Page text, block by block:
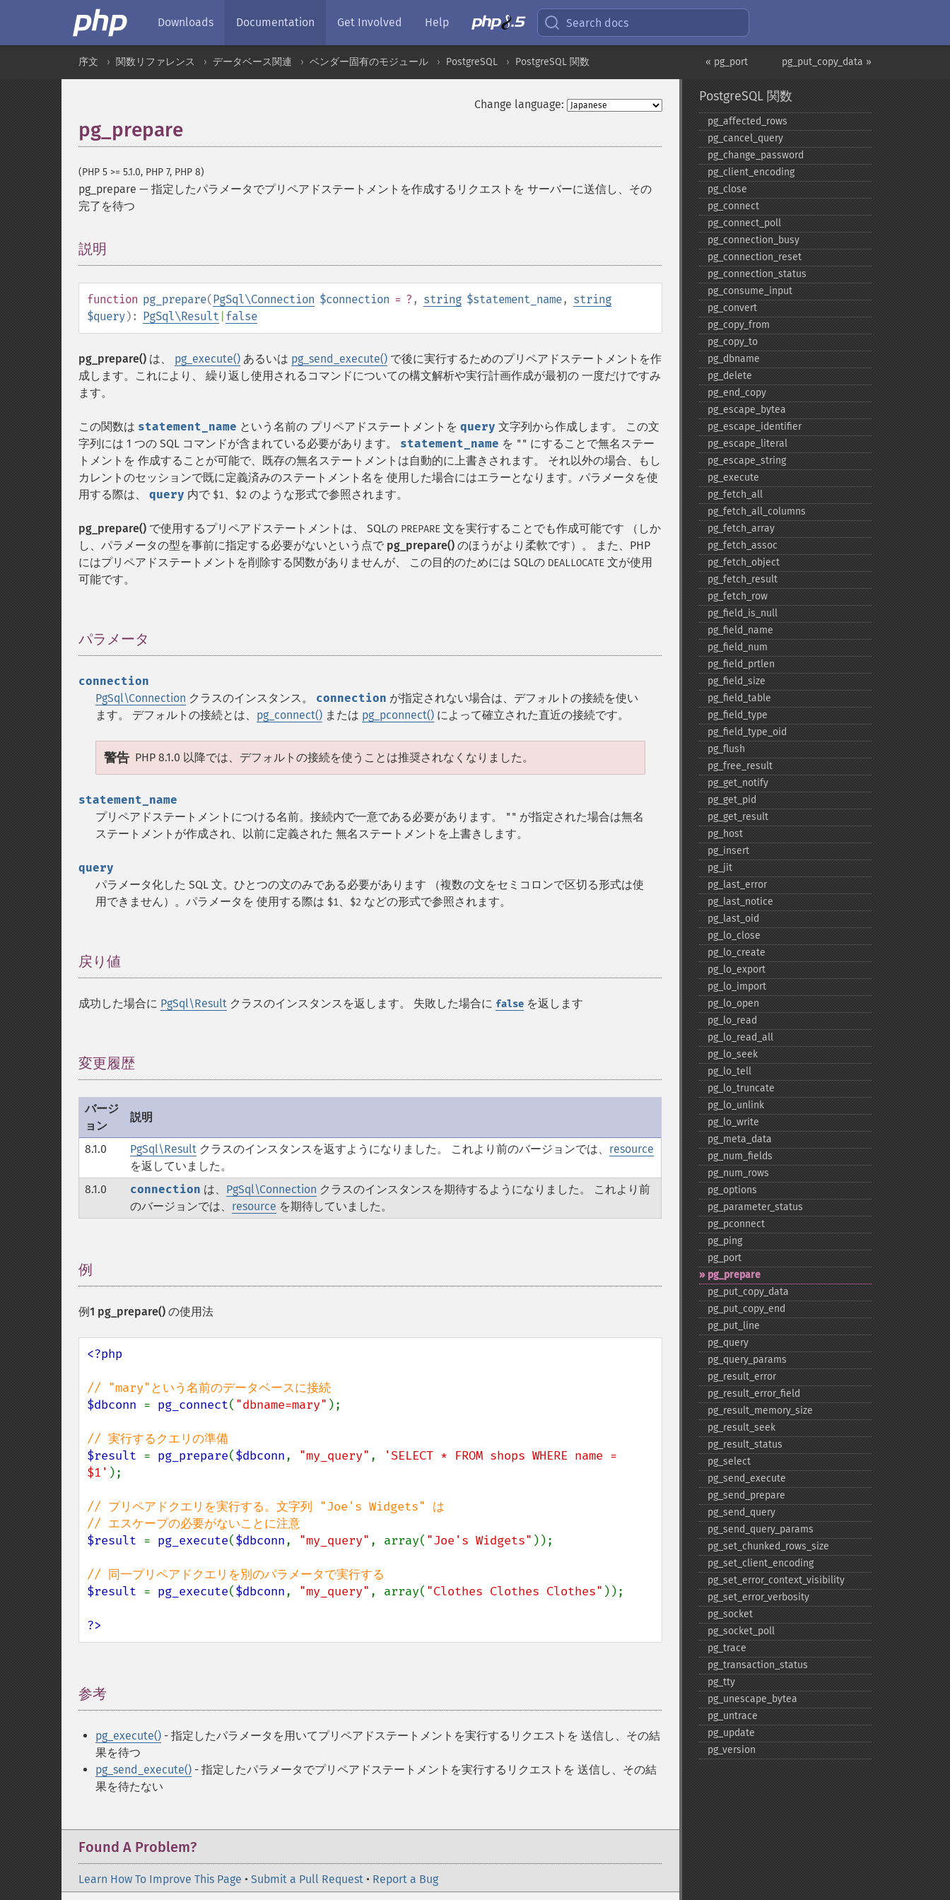
Downloads Documentation Get Involved Help Search docs
pg_put_copy_data »
« pg_port
序文 関数リファレンス データベース関連 ベンダー固有のモジュール PostgreSQL PostgreSQL 関数
Change language:
pg_prepare
(PHP 5 >= 5.1.0, PHP 7, PHP 8)
pg_prepare — 指定したパラメータでプリペアドステートメントを作成するリクエストを サーバーに送信し、その
完了を待つ
説明
function pg_prepare(PgSql\Connection $connection = ? , string $statement_name, string
$query): PgSql\Result false
pg_prepare() は、 pg_execute() あるいは pg_send_execute() で後に実行するためのプリペアドステートメントを作
成します。これにより、 繰り返し使用されるコマンドについての構文解析や実行計画作成が最初の 一度だけですみ
ます。
この関数は statement_name という名前の プリペアドステートメントを query 文字列から作成します。 この文
字列には 1 つの SQL コマンドが含まれている必要があります。 statement_name を "" にすることで無名ステー
トメントを 作成することが可能で、既存の無名ステートメントは自動的に上書きされます。 それ以外の場合、もし
カレントのセッションで既に定義済みのステートメント名を 使用した場合にはエラーとなります。パラメータを使
用する際は、 query 内で $1、 $2 のような形式で参照されます。
pg_prepare() で使用するプリペアドステートメントは、 SQLの PREPARE 文を実行することでも作成可能です （しか
し、パラメータの型を事前に指定する必要がないという点で pg_prepare() のほうがより柔軟です）。 また、PHP
にはプリペアドステートメントを削除する関数がありませんが、 この目的のためには SQLの DEALLOCATE 文が使用
可能です。
パラメータ
connection
PgSql\Connection クラスのインスタンス。 connection が指定されない場合は、デフォルトの接続を使い
ます。 デフォルトの接続とは、 pg_connect() または pg_pconnect() によって確立された直近の接続です。
警告 PHP 8.1.0 以降では、デフォルトの接続を使うことは推奨されなくなりました。
statement_name
プリペアドステートメントにつける名前。接続内で一意である必要があります。
"" が指定された場合は無名
ステートメントが作成され、以前に定義された 無名ステートメントを上書きします。
query
パラメータ化した SQL 文。ひとつの文のみである必要があります （複数の文をセミコロンで区切る形式は使
用できません）。パラメータを 使用する際は $1、 $2 などの形式で参照されます。
戻り値
成功した場合に PgSql\Result クラスのインスタンスを返します。 失敗した場合に false を返します
変更履歴
バージ
ョン
説明
8.1.0 PgSql\Result クラスのインスタンスを返すようになりました。 これより前のバージョンでは、 resource
を返していました。
8.1.0
connection は、 PgSql\Connection クラスのインスタンスを期待するようになりました。 これより前
のバージョンでは、 resource を期待していました。
例
例1 pg_prepare() の使用法
<?php
$dbconn = pg_connect( "dbname=mary" );
$result = pg_prepare($dbconn, "my_query" ,
'SELECT * FROM shops WHERE name =
$1' );
// プリペアドクエリを実行する。文字列 "Joe's Widgets" は
$result = pg_execute($dbconn, "my_query" , array( "Joe's Widgets" ));
$result = pg_execute($dbconn, "my_query" , array( "Clothes Clothes Clothes" ));
?>
参考
pg_execute() - 指定したパラメータを用いてプリペアドステートメントを実行するリクエストを 送信し、その結
果を待つ
pg_send_execute() - 指定したパラメータでプリペアドステートメントを実行するリクエストを 送信し、その結
果を待たない
Found A Problem?
Learn How To Improve This Page • Submit a Pull Request • Report a Bug
PostgreSQL 関数
pg_​affected_​rows
pg_​cancel_​query
pg_​change_​password
pg_​client_​encoding
pg_​close
pg_​connect
pg_​connect_​poll
pg_​connection_​busy
pg_​connection_​reset
pg_​connection_​status
pg_​consume_​input
pg_​convert
pg_​copy_​from
pg_​copy_​to
pg_​dbname
pg_​delete
pg_​end_​copy
pg_​escape_​bytea
pg_​escape_​identifier
pg_​escape_​literal
pg_​escape_​string
pg_​execute
pg_​fetch_​all
pg_​fetch_​all_​columns
pg_​fetch_​array
pg_​fetch_​assoc
pg_​fetch_​object
pg_​fetch_​result
pg_​fetch_​row
pg_​field_​is_​null
pg_​field_​name
pg_​field_​num
pg_​field_​prtlen
pg_​field_​size
pg_​field_​table
pg_​field_​type
pg_​field_​type_​oid
pg_​flush
pg_​free_​result
pg_​get_​notify
pg_​get_​pid
pg_​get_​result
pg_​host
pg_​insert
pg_​jit
pg_​last_​error
pg_​last_​notice
pg_​last_​oid
pg_​lo_​close
pg_​lo_​create
pg_​lo_​export
pg_​lo_​import
pg_​lo_​open
pg_​lo_​read
pg_​lo_​read_​all
pg_​lo_​seek
pg_​lo_​tell
pg_​lo_​truncate
pg_​lo_​unlink
pg_​lo_​write
pg_​meta_​data
pg_​num_​fields
pg_​num_​rows
pg_​options
pg_​parameter_​status
pg_​pconnect
pg_​ping
pg_​port
pg_​prepare
pg_​put_​copy_​data
pg_​put_​copy_​end
pg_​put_​line
pg_​query
pg_​query_​params
pg_​result_​error
pg_​result_​error_​field
pg_​result_​memory_​size
pg_​result_​seek
pg_​result_​status
pg_​select
pg_​send_​execute
pg_​send_​prepare
pg_​send_​query
pg_​send_​query_​params
pg_​set_​chunked_​rows_​size
pg_​set_​client_​encoding
pg_​set_​error_​context_​visibility
pg_​set_​error_​verbosity
pg_​socket
pg_​socket_​poll
pg_​trace
pg_​transaction_​status
pg_​tty
pg_​unescape_​bytea
pg_​untrace
pg_​update
pg_​version